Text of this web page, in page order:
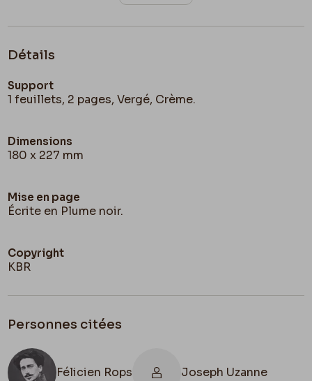
Détails
Support
1 feuillets, 2 pages, Vergé, Crème.
Dimensions
180 x 227 mm
Mise en page
Écrite en Plume noir.
Copyright
KBR
Personnes citées
Félicien Rops Joseph Uzanne